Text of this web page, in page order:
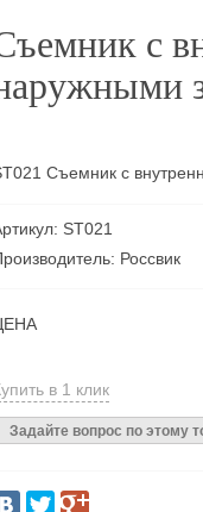
с
Съемник с
ST021
Россвик
в 1 клик
Задайте вопрос по этому